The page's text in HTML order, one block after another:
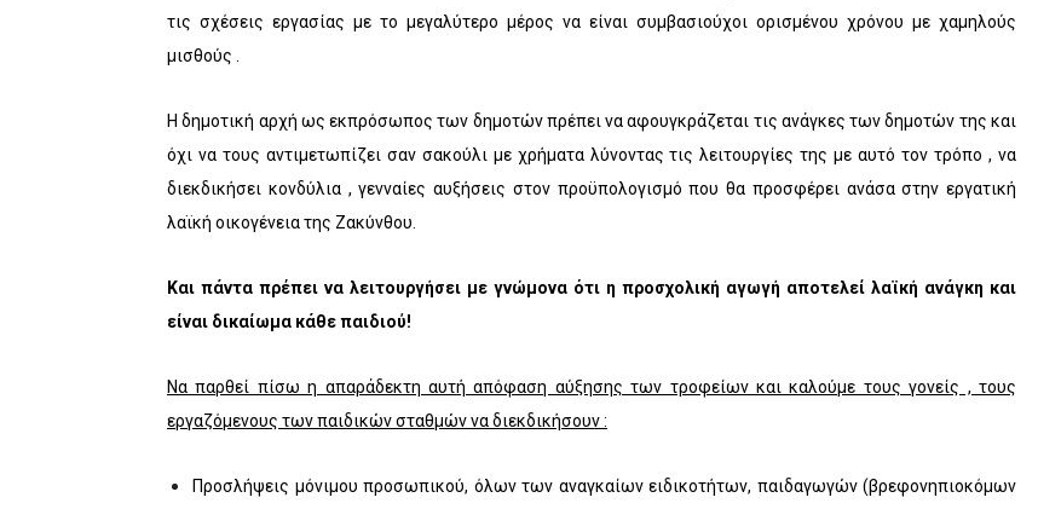
τις σχέσεις εργασίας με το μεγαλύτερο μέρος να είναι συμβασιούχοι ορισμένου χρόνου με χαμηλούς
μισθούς .
Η δημοτική αρχή ως εκπρόσωπος των δημοτών πρέπει να αφουγκράζεται τις ανάγκες των δημοτών της και
όχι να τους αντιμετωπίζει σαν σακούλι με χρήματα λύνοντας τις λειτουργίες της με αυτό τον τρόπο , να
διεκδικήσει κονδύλια , γενναίες αυξήσεις στον προϋπολογισμό που θα προσφέρει ανάσα στην εργατική
λαϊκή οικογένεια της Ζακύνθου.
Και πάντα πρέπει να λειτουργήσει με γνώμονα ότι η προσχολική αγωγή αποτελεί λαϊκή ανάγκη και
είναι δικαίωμα κάθε παιδιού!
Να παρθεί πίσω η απαράδεκτη αυτή απόφαση αύξησης των τροφείων και καλούμε τους γονείς , τους
εργαζόμενους των παιδικών σταθμών να διεκδικήσουν :
Προσλήψεις μόνιμου προσωπικού, όλων των αναγκαίων ειδικοτήτων, παιδαγωγών (βρεφονηπιοκόμων